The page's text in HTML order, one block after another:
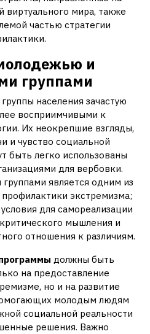
виртуального мира, также
частью стратегии
и
группами
населения зачастую
восприимчивыми к
Их неокрепшие взгляды,
и чувство социальной
быть легко использованы
для вербовки.
является одним из
экстремизма;
для самореализации
мышления и
отношения к различиям.
должны быть
на предоставление
но и на развитие
молодым людям
социальной реальности
решения. Важно